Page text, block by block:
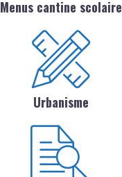
Menus cantine scolaire
Urbanisme